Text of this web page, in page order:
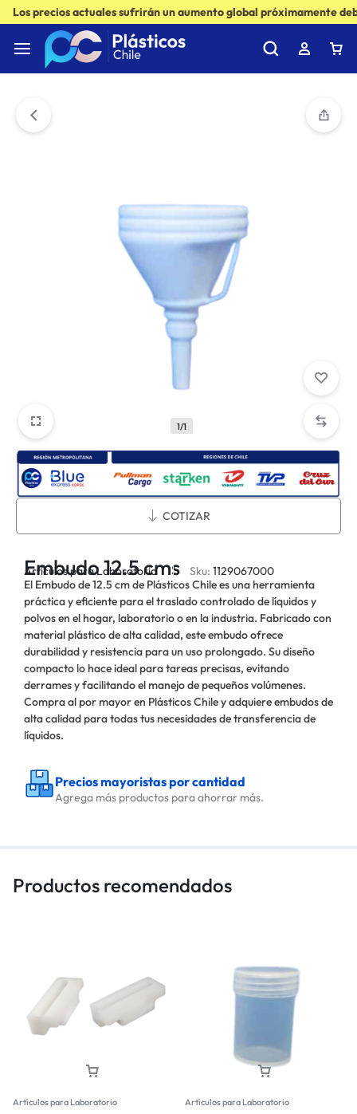
Los precios actuales sufrirán un aumento global próximamente
1/1
Métodos de envío:
COTIZAR
Embudo 12.5 cms
Artículos para Laboratorio Sku: 1129067000
El Embudo de 12.5 cm de Plásticos Chile es una herramienta
práctica y eficiente para el traslado controlado de líquidos y
polvos en el hogar, laboratorio o en la industria. Fabricado con
material plástico de alta calidad, este embudo ofrece
durabilidad y resistencia para un uso prolongado. Su diseño
compacto lo hace ideal para tareas precisas, evitando
derrames y facilitando el manejo de pequeños volúmenes.
Compra al por mayor en Plásticos Chile y adquiere embudos de
alta calidad para todas tus necesidades de transferencia de
líquidos.
Precios mayoristas por cantidad
Agrega más productos para ahorrar más.
Productos recomendados
Artículos para Laboratorio Artículos para Laboratorio